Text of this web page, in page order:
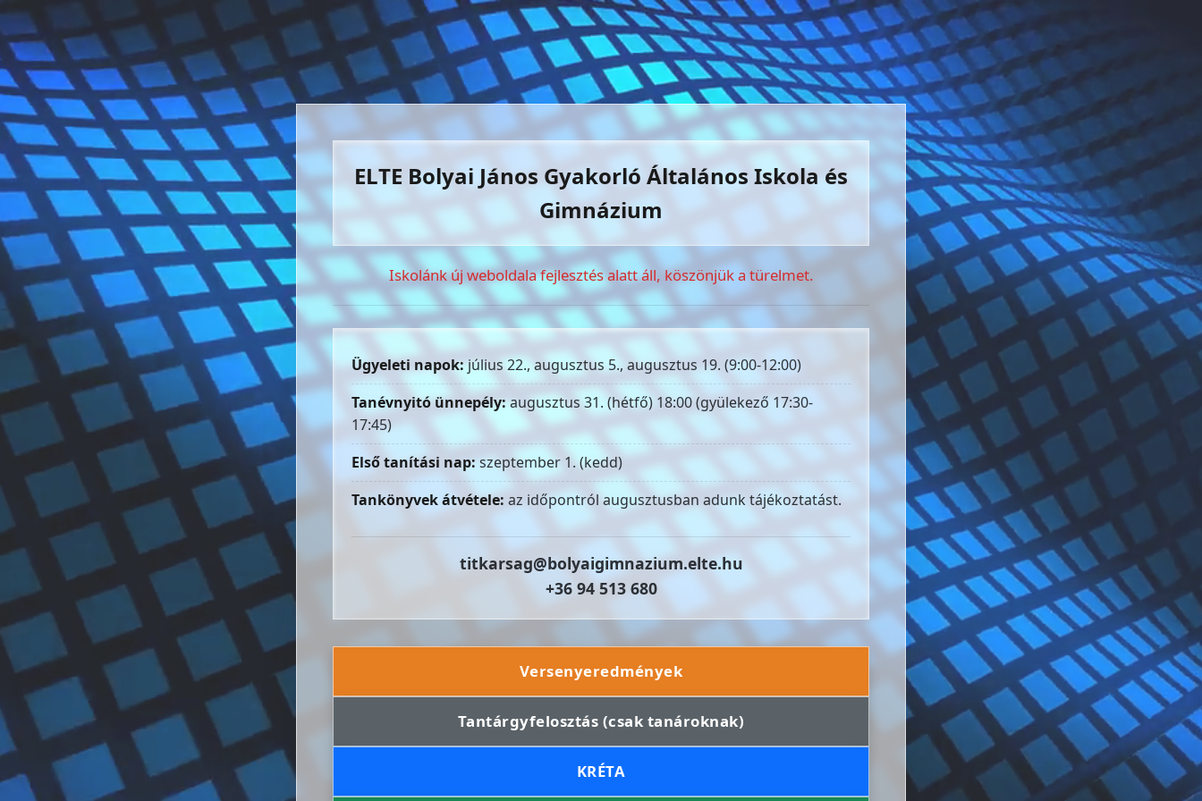
ELTE Bolyai János Gyakorló Általános Iskola és
Gimnázium
Iskolánk új weboldala fejlesztés alatt áll, köszönjük a türelmet.
Ügyeleti napok:július 22., augusztus 5., augusztus 19. (9:00-12:00)
Tanévnyitó ünnepély:augusztus 31. (hétfő) 18:00 (gyülekező 17:30-
17:45)
Első tanítási nap: szeptember 1. (kedd)
Tankönyvek átvétele: az időpontról augusztusban adunk tájékoztatást.
titkarsag@bolyaigimnazium.elte.hu
+36 94 513 680
Versenyeredmények
Tantárgyfelosztás (csak tanároknak)
KRÉTA